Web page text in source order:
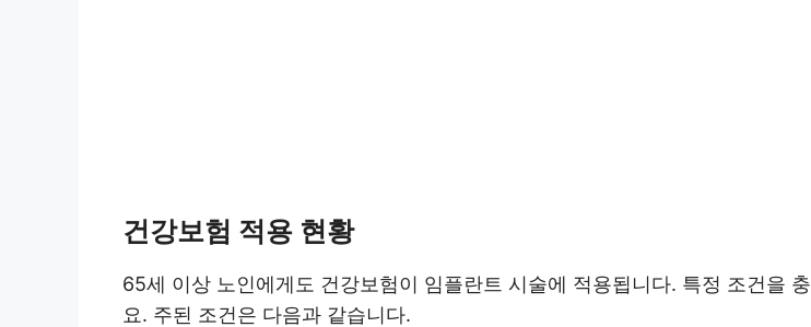
건강보험 적용 현황
65세 이상 노인에게도 건강보험이 임플란트 시술에 적용됩니다. 특정 조건을
요. 주된 조건은 다음과 같습니다.